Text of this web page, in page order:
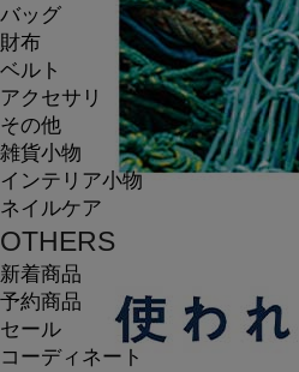
バッグ
財布
ベルト
アクセサリ
その他
雑貨小物
インテリア小物
ネイルケア
OTHERS
新着商品
予約商品
セール
コーディネート